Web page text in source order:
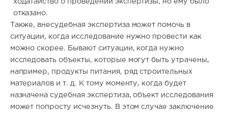
отказано.
Также, внесудебная экспертиза может помочь в
ситуации, когда исследование нужно провести как
можно скорее. Бывают ситуации, когда нужно
исследовать объекты, которые могут быть утрачены,
например, продукты питания, ряд строительных
материалов и т. д. К тому моменту, когда будет
назначена судебная экспертиза, объект исследования
может попросту исчезнуть. В этом случае заключение